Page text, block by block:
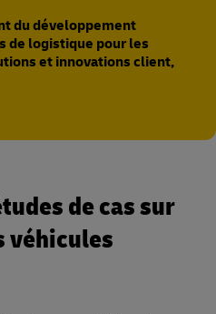
du développement
de logistique pour les
et innovations client,
de cas sur
véhicules